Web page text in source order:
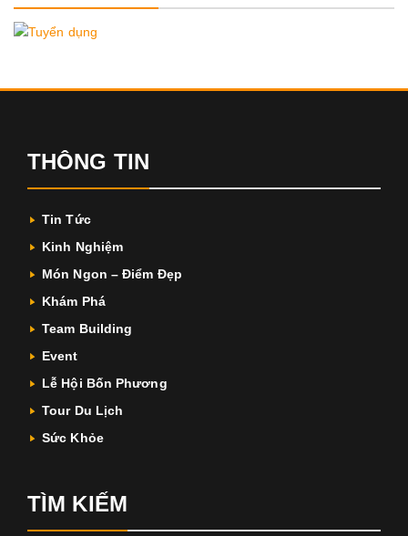
THÔNG TIN
Tin Tức
Kinh Nghiệm
Món Ngon – Điểm Đẹp
Khám Phá
Team Building
Event
Lễ Hội Bốn Phương
Tour Du Lịch
Sức Khỏe
TÌM KIẾM